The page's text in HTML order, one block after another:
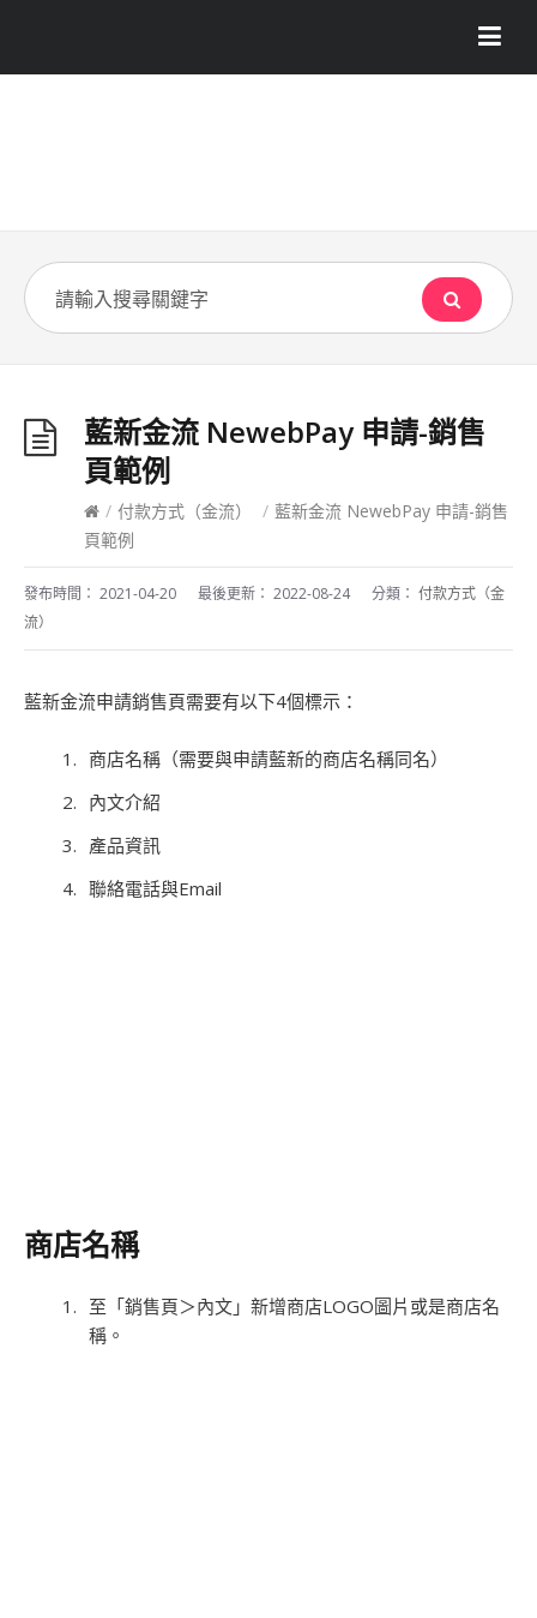
藍新金流 NewebPay 申請-銷售
頁範例
/ 付款方式（金流） / 藍新金流 NewebPay 申請-銷售
頁範例
發布時間： 2021-04-20 最後更新： 2022-08-24 分類： 付款方式（金
流）
藍新金流申請銷售頁需要有以下4個標示：
商店名稱（需要與申請藍新的商店名稱同名）
內文介紹
產品資訊
聯絡電話與Email
商店名稱
至「銷售頁＞內文」新增商店LOGO圖片或是商店名
稱。